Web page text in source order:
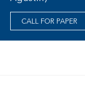
CALL FOR PAPER